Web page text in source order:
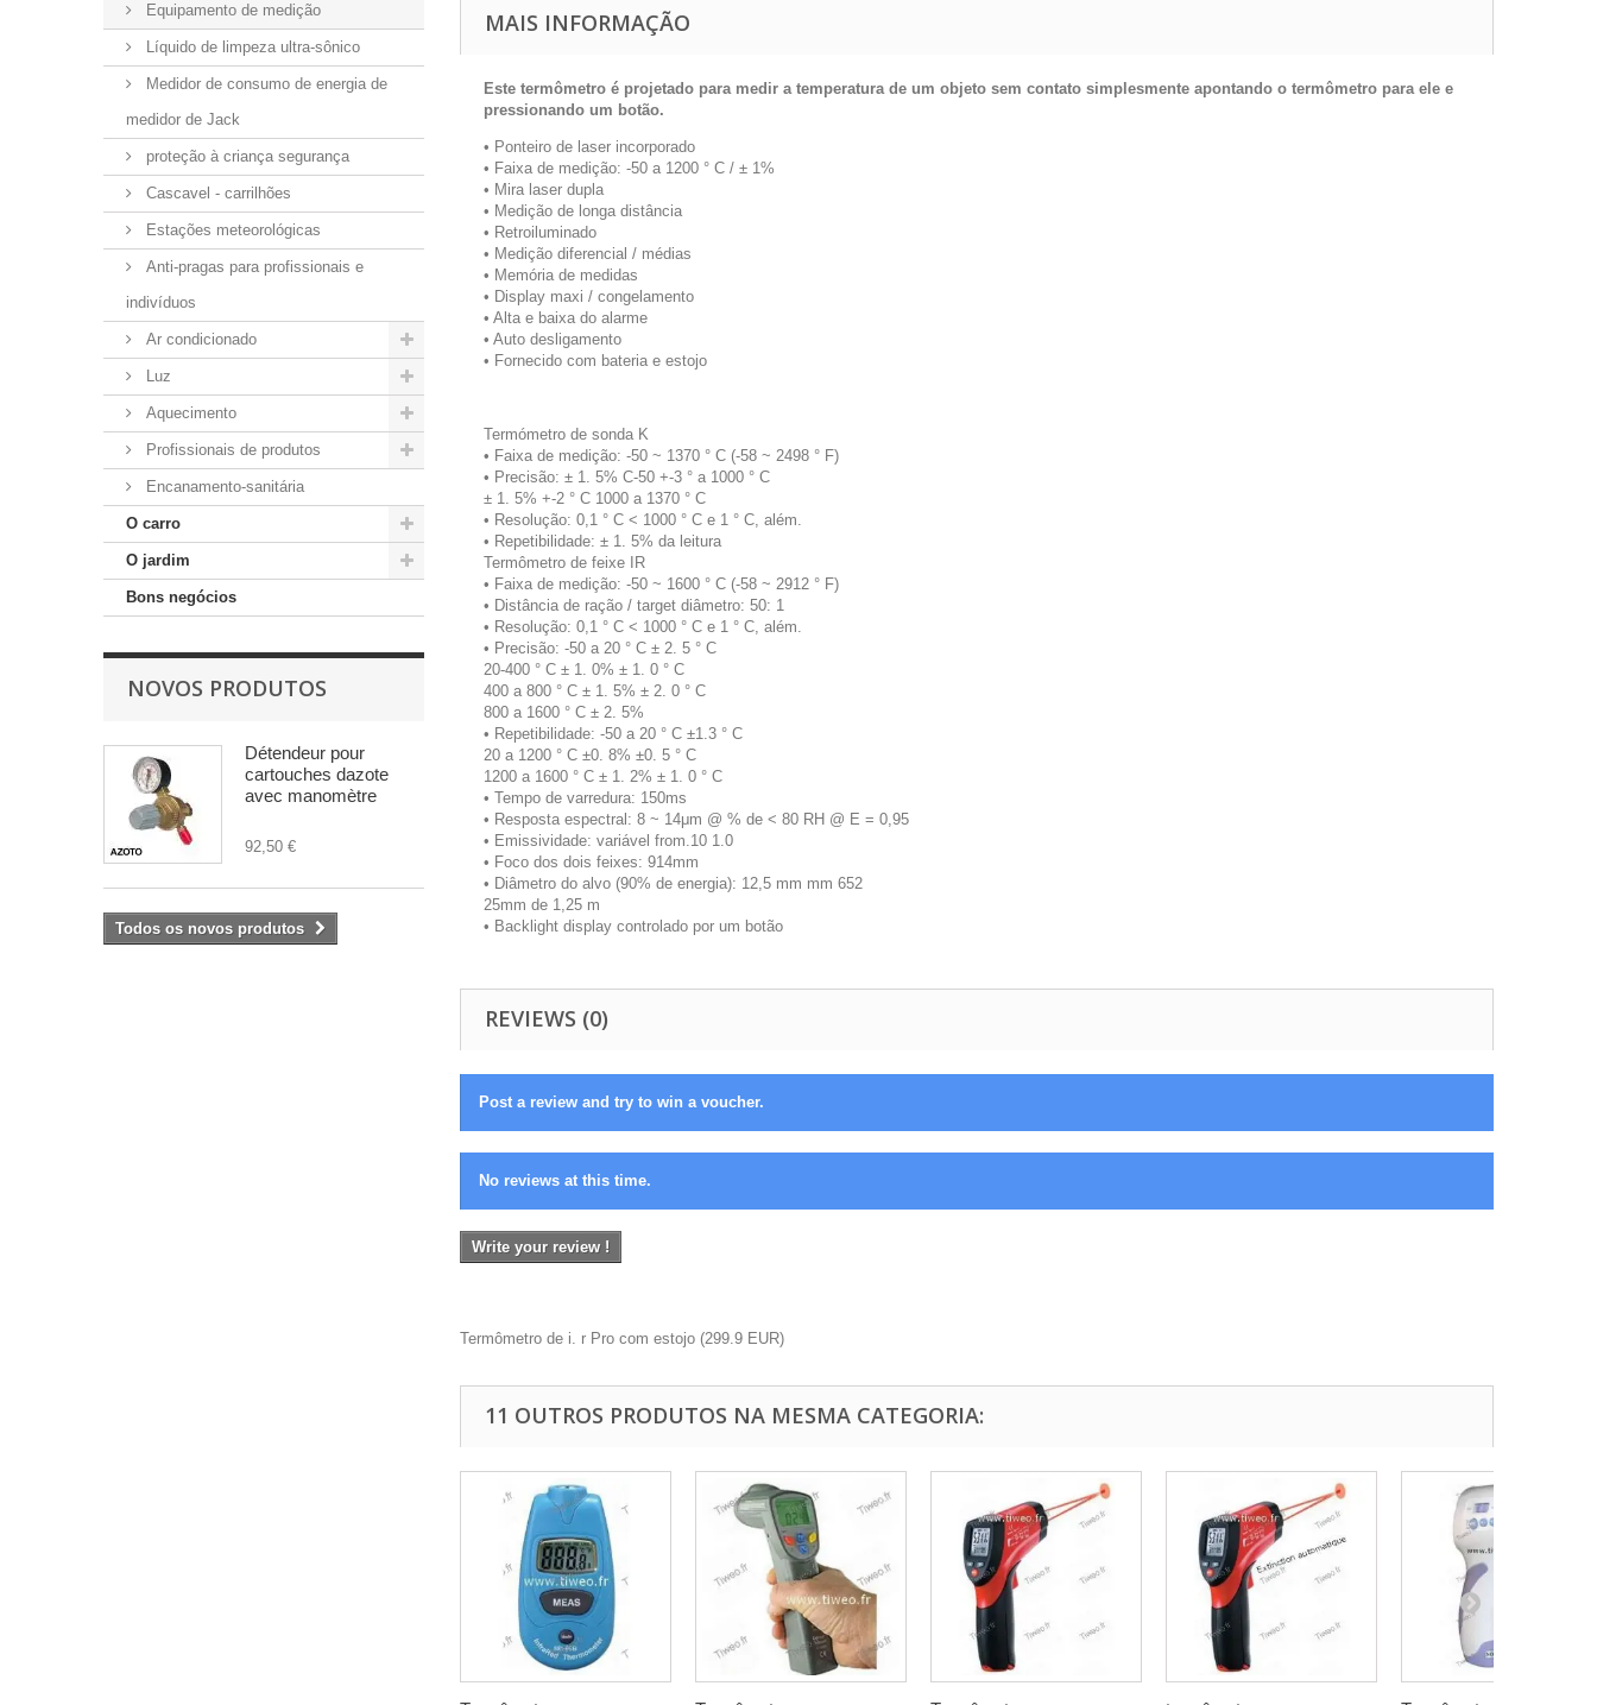
Equipamento de medição
Líquido de limpeza ultra-sônico
Medidor de consumo de energia de
medidor de Jack
proteção à criança segurança
Cascavel - carrilhões
Estações meteorológicas
Anti-pragas para profissionais e
indivíduos
Ar condicionado
Luz
Aquecimento
Profissionais de produtos
Encanamento-sanitária
O carro
O jardim
Bons negócios
NOVOS PRODUTOS
Détendeur pour
cartouches dazote
avec manomètre
92,50 €
Todos os novos produtos
MAIS INFORMAÇÃO
Este termômetro é projetado para medir a temperatura de um objeto sem contato simplesmente apontando o termômetro para ele e
pressionando um botão.
• Ponteiro de laser incorporado
• Faixa de medição: -50 a 1200 ° C / ± 1%
• Mira laser dupla
• Medição de longa distância
• Retroiluminado
• Medição diferencial / médias
• Memória de medidas
• Display maxi / congelamento
• Alta e baixa do alarme
• Auto desligamento
• Fornecido com bateria e estojo
Termómetro de sonda K
• Faixa de medição: -50 ~ 1370 ° C (-58 ~ 2498 ° F)
• Precisão: ± 1. 5% C-50 +-3 ° a 1000 ° C
± 1. 5% +-2 ° C 1000 a 1370 ° C
• Resolução: 0,1 ° C < 1000 ° C e 1 ° C, além.
• Repetibilidade: ± 1. 5% da leitura
Termômetro de feixe IR
• Faixa de medição: -50 ~ 1600 ° C (-58 ~ 2912 ° F)
• Distância de ração / target diâmetro: 50: 1
• Resolução: 0,1 ° C < 1000 ° C e 1 ° C, além.
• Precisão: -50 a 20 ° C ± 2. 5 ° C
20-400 ° C ± 1. 0% ± 1. 0 ° C
400 a 800 ° C ± 1. 5% ± 2. 0 ° C
800 a 1600 ° C ± 2. 5%
• Repetibilidade: -50 a 20 ° C ±1.3 ° C
20 a 1200 ° C ±0. 8% ±0. 5 ° C
1200 a 1600 ° C ± 1. 2% ± 1. 0 ° C
• Tempo de varredura: 150ms
• Resposta espectral: 8 ~ 14μm @ % de < 80 RH @ E = 0,95
• Emissividade: variável from.10 1.0
• Foco dos dois feixes: 914mm
• Diâmetro do alvo (90% de energia): 12,5 mm mm 652
25mm de 1,25 m
• Backlight display controlado por um botão
REVIEWS (0)
Post a review and try to win a voucher.
No reviews at this time.
Write your review !
Termômetro de i. r Pro com estojo (299.9 EUR)
11 OUTROS PRODUTOS NA MESMA CATEGORIA: